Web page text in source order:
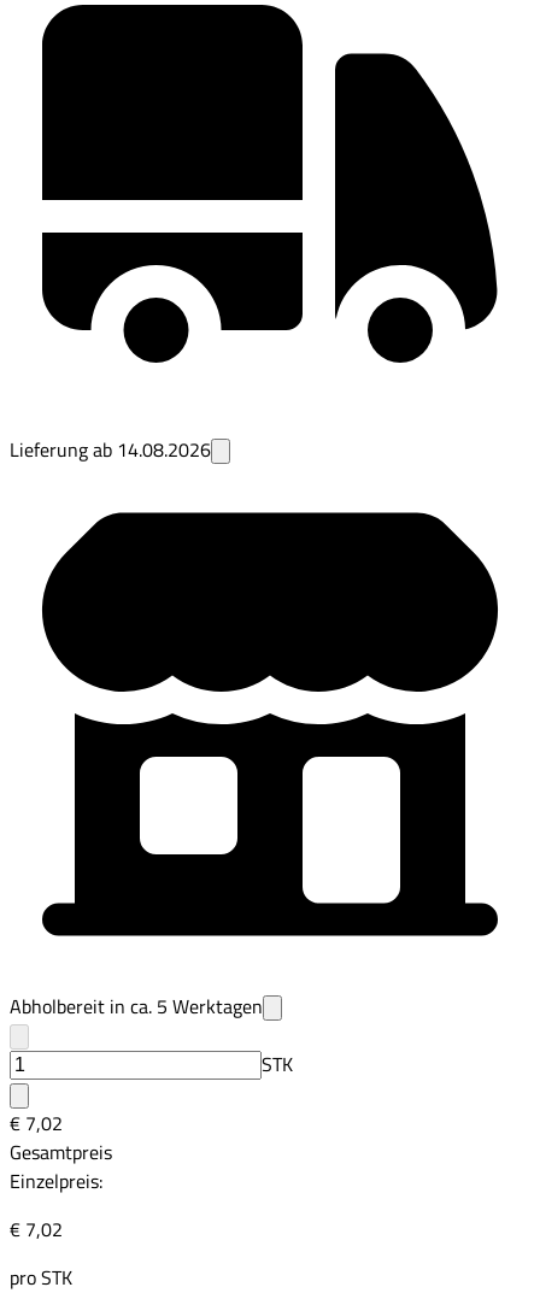
Lieferung ab 14.08.2026
Abholbereit in ca. 5 Werktagen
STK
€ 7,02
Gesamtpreis
Einzelpreis:
€ 7,02
proSTK